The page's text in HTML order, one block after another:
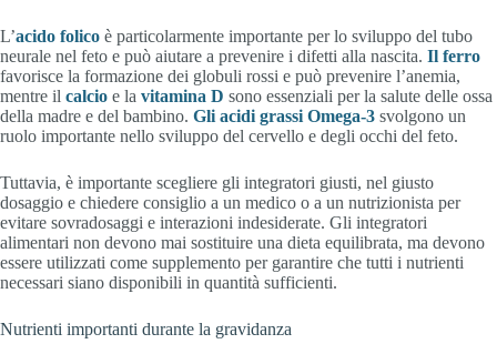
L’acido folico è particolarmente importante per lo sviluppo del tubo
neurale nel feto e può aiutare a prevenire i difetti alla nascita. Il ferro
favorisce la formazione dei globuli rossi e può prevenire l’anemia,
mentre il calcio e la vitamina D sono essenziali per la salute delle ossa
della madre e del bambino. Gli acidi grassi Omega-3 svolgono un
ruolo importante nello sviluppo del cervello e degli occhi del feto.
Tuttavia, è importante scegliere gli integratori giusti, nel giusto
dosaggio e chiedere consiglio a un medico o a un nutrizionista per
evitare sovradosaggi e interazioni indesiderate. Gli integratori
alimentari non devono mai sostituire una dieta equilibrata, ma devono
essere utilizzati come supplemento per garantire che tutti i nutrienti
necessari siano disponibili in quantità sufficienti.
Nutrienti importanti durante la gravidanza